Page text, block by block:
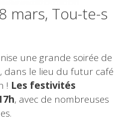
mars, Tou-te-s
une grande soirée de
dans le lieu du futur café
! Les festivités
, avec de nombreuses